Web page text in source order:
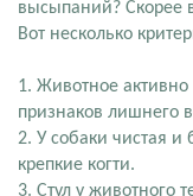
высыпаний? Скорее
Вот несколько
1. Животное
признаков лишнего
2. У собаки чистая
крепкие когти.
3. Стул у животного